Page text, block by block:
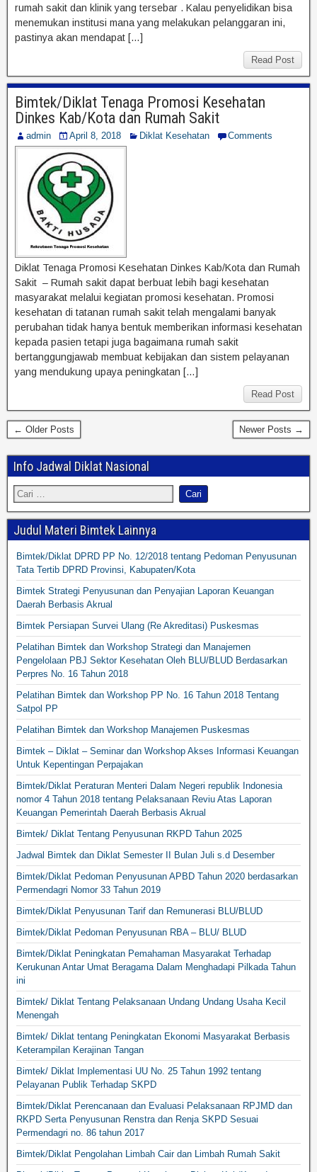
rumah sakit dan klinik yang tersebar . Kalau penyelidikan bisa
menemukan institusi mana yang melakukan pelanggaran ini,
pastinya akan mendapat […]
Read Post
Bimtek/Diklat Tenaga Promosi Kesehatan
Dinkes Kab/Kota dan Rumah Sakit
admin April 8, 2018 Diklat Kesehatan Comments
Diklat Tenaga Promosi Kesehatan Dinkes Kab/Kota dan Rumah
Sakit – Rumah sakit dapat berbuat lebih bagi kesehatan
masyarakat melalui kegiatan promosi kesehatan. Promosi
kesehatan di tatanan rumah sakit telah mengalami banyak
perubahan tidak hanya bentuk memberikan informasi kesehatan
kepada pasien tetapi juga bagaimana rumah sakit
bertanggungjawab membuat kebijakan dan sistem pelayanan
yang mendukung upaya peningkatan […]
Read Post
← Older Posts Newer Posts →
Info Jadwal Diklat Nasional
Judul Materi Bimtek Lainnya
Bimtek/Diklat DPRD PP No. 12/2018 tentang Pedoman Penyusunan
Tata Tertib DPRD Provinsi, Kabupaten/Kota
Bimtek Strategi Penyusunan dan Penyajian Laporan Keuangan
Daerah Berbasis Akrual
Bimtek Persiapan Survei Ulang (Re Akreditasi) Puskesmas
Pelatihan Bimtek dan Workshop Strategi dan Manajemen
Pengelolaan PBJ Sektor Kesehatan Oleh BLU/BLUD Berdasarkan
Perpres No. 16 Tahun 2018
Pelatihan Bimtek dan Workshop PP No. 16 Tahun 2018 Tentang
Satpol PP
Pelatihan Bimtek dan Workshop Manajemen Puskesmas
Bimtek – Diklat – Seminar dan Workshop Akses Informasi Keuangan
Untuk Kepentingan Perpajakan
Bimtek/Diklat Peraturan Menteri Dalam Negeri republik Indonesia
nomor 4 Tahun 2018 tentang Pelaksanaan Reviu Atas Laporan
Keuangan Pemerintah Daerah Berbasis Akrual
Bimtek/ Diklat Tentang Penyusunan RKPD Tahun 2025
Jadwal Bimtek dan Diklat Semester II Bulan Juli s.d Desember
Bimtek/Diklat Pedoman Penyusunan APBD Tahun 2020 berdasarkan
Permendagri Nomor 33 Tahun 2019
Bimtek/Diklat Penyusunan Tarif dan Remunerasi BLU/BLUD
Bimtek/Diklat Pedoman Penyusunan RBA – BLU/ BLUD
Bimtek/Diklat Peningkatan Pemahaman Masyarakat Terhadap
Kerukunan Antar Umat Beragama Dalam Menghadapi Pilkada Tahun
ini
Bimtek/ Diklat Tentang Pelaksanaan Undang Undang Usaha Kecil
Menengah
Bimtek/ Diklat tentang Peningkatan Ekonomi Masyarakat Berbasis
Keterampilan Kerajinan Tangan
Bimtek/ Diklat Implementasi UU No. 25 Tahun 1992 tentang
Pelayanan Publik Terhadap SKPD
Bimtek/Diklat Perencanaan dan Evaluasi Pelaksanaan RPJMD dan
RKPD Serta Penyusunan Renstra dan Renja SKPD Sesuai
Permendagri no. 86 tahun 2017
Bimtek/Diklat Pengolahan Limbah Cair dan Limbah Rumah Sakit